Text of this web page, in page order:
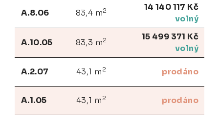
A.8.06 83,4 m2
14 140 117 Kč
volný
A.10.05 83,3 m2
15 499 371 Kč
volný
A.2.07 43,1 m 2 prodáno
A.1.05 43,1 m 2 prodáno